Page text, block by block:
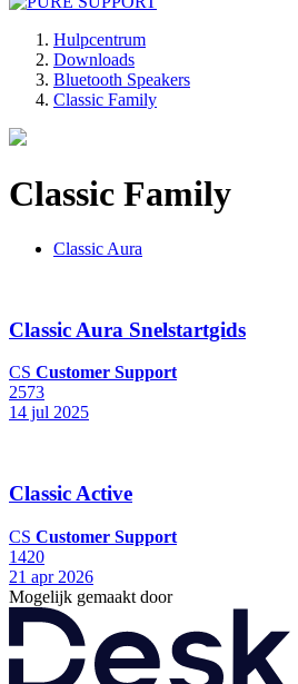
Hulpcentrum
Downloads
Bluetooth Speakers
Classic Family
Classic Family
Classic Aura
Classic Aura Snelstartgids
CS Customer Support
2573
14 jul 2025
Classic Active
CS Customer Support
1420
21 apr 2026
Mogelijk gemaakt door